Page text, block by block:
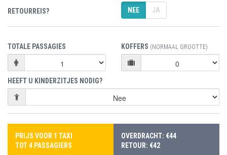
RETOURREIS? NEE JA
TOTALE PASSAGIES KOFFERS (NORMAAL GROOTTE)
HEEFT U KINDERZITJES NODIG?
PRIJS VOOR 1 TAXI
TOT 4 PASSAGIERS
OVERDRACHT: €44
RETOUR: €42